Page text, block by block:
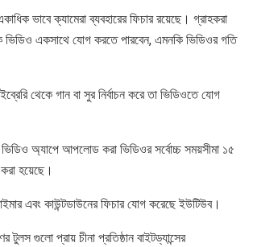
ভাবে ক্যামেরা ব্যবহারের ফিচার রয়েছে। গ্রাহকরা
ভিডিও একসাথে যোগ করতে পারবেন, এমনকি ভিডিওর গতি
থেকে গান বা সুর নির্বাচন করে তা ভিডিওতে যোগ
ভিডিও অ্যাপে আপলোড করা ভিডিওর সর্বোচ্চ সময়সীমা ১৫
হয়েছে।
এবং কাউন্টডাউনের ফিচার যোগ করেছে ইউটিউব।
টুলস গুলো প্রায় চীনা প্রতিষ্ঠান বাইটড্যান্সের